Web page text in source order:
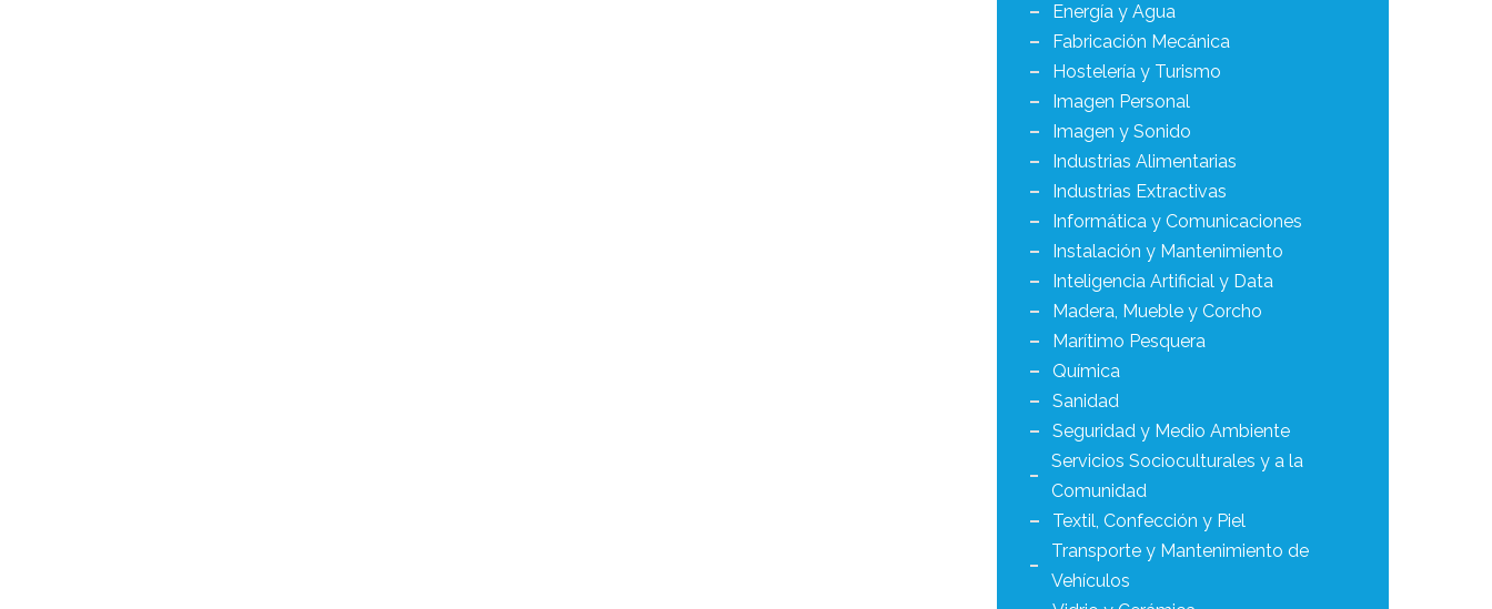
Energía y Agua
Fabricación Mecánica
Hostelería y Turismo
Imagen Personal
Imagen y Sonido
Industrias Alimentarias
Industrias Extractivas
Informática y Comunicaciones
Instalación y Mantenimiento
Inteligencia Artificial y Data
Madera, Mueble y Corcho
Marítimo Pesquera
Química
Sanidad
Seguridad y Medio Ambiente
Servicios Socioculturales y a la
Comunidad
Textil, Confección y Piel
Transporte y Mantenimiento de
Vehículos